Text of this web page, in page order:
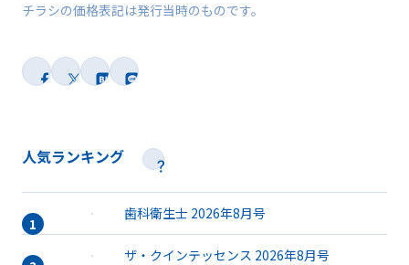
チラシの価格表記は発行当時のものです。
人気ランキング
歯科衛生士 2026年8月号
ザ・クインテッセンス 2026年8月号